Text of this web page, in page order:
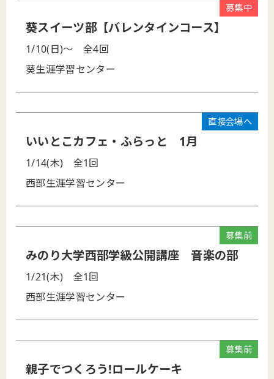
募集中
葵スイーツ部【バレンタインコース】
1/10(日)～
全4回
葵生涯学習センター
直接会場へ
いいとこカフェ・ふらっと 1月
1/14(木)
全1回
西部生涯学習センター
募集前
みのり大学西部学級公開講座 音楽の部
1/21(木)
全1回
西部生涯学習センター
募集前
親子でつくろう!ロールケーキ